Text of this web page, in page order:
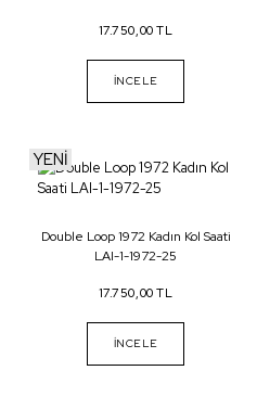
17.750,00 TL
İNCELE
YENİ
Double Loop 1972 Kadın Kol Saati
LAI-1-1972-25
17.750,00 TL
İNCELE